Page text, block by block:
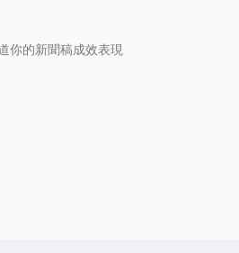
你的新聞稿成效表現